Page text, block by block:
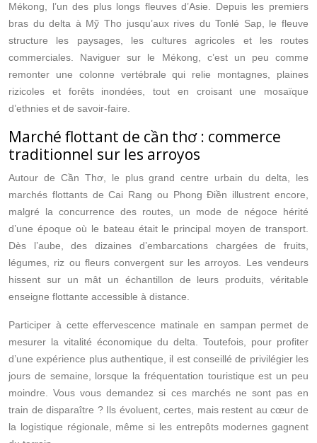
Mékong, l’un des plus longs fleuves d’Asie. Depuis les premiers
bras du delta à Mỹ Tho jusqu’aux rives du Tonlé Sap, le fleuve
structure les paysages, les cultures agricoles et les routes
commerciales. Naviguer sur le Mékong, c’est un peu comme
remonter une colonne vertébrale qui relie montagnes, plaines
rizicoles et forêts inondées, tout en croisant une mosaïque
d’ethnies et de savoir-faire.
Marché flottant de cần thơ : commerce
traditionnel sur les arroyos
Autour de Cần Thơ, le plus grand centre urbain du delta, les
marchés flottants de Cai Rang ou Phong Điền illustrent encore,
malgré la concurrence des routes, un mode de négoce hérité
d’une époque où le bateau était le principal moyen de transport.
Dès l’aube, des dizaines d’embarcations chargées de fruits,
légumes, riz ou fleurs convergent sur les arroyos. Les vendeurs
hissent sur un mât un échantillon de leurs produits, véritable
enseigne flottante accessible à distance.
Participer à cette effervescence matinale en sampan permet de
mesurer la vitalité économique du delta. Toutefois, pour profiter
d’une expérience plus authentique, il est conseillé de privilégier les
jours de semaine, lorsque la fréquentation touristique est un peu
moindre. Vous vous demandez si ces marchés ne sont pas en
train de disparaître ? Ils évoluent, certes, mais restent au cœur de
la logistique régionale, même si les entrepôts modernes gagnent